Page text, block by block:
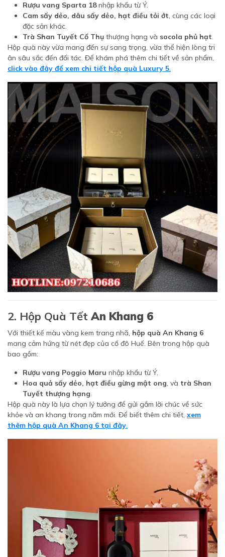
Rượu vang Sparta 18nhập khẩu từ Ý.
Cam sấy dẻo, dâu sấy dẻo, hạt điều tỏi ớt, cùng các loại
đặc sản khác.
Trà Shan Tuyết Cổ Thụ thượng hạng và socola phủ hạt.
Hộp quà này vừa mang đến sự sang trọng, vừa thể hiện lòng tri
ân sâu sắc đến đối tác. Để khám phá thêm chi tiết về sản phẩm,
click vào đây để xem chi tiết hộp quà Luxury 5.
2. Hộp Quà TếtAn Khang 6
Với thiết kế màu vàng kem trang nhã, hộp quà An Khang 6
mang cảm hứng từ nét đẹp của cố đô Huế. Bên trong hộp quà
bao gồm:
Rượu vang Poggio Maru nhập khẩu từ Ý.
Hoa quả sấy dẻo, hạt điều gừng mật ong, và trà Shan
Tuyết thượng hạng.
Hộp quà này là lựa chọn lý tưởng để gửi gắm lời chúc về sức
khỏe và an khang trong năm mới. Để biết thêm chi tiết, xem
thêm hộp quà An Khang 6 tại đây.